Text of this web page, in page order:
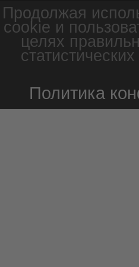
Продолжая
cookie и
целях
Политика